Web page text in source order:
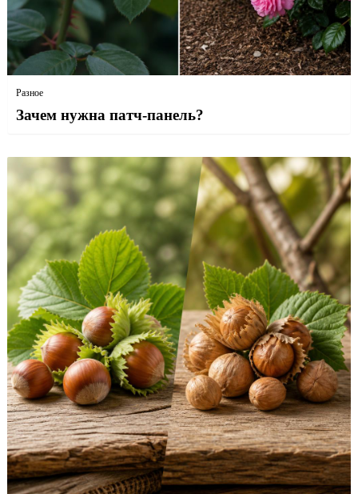
Разное
Зачем нужна патч-панель?